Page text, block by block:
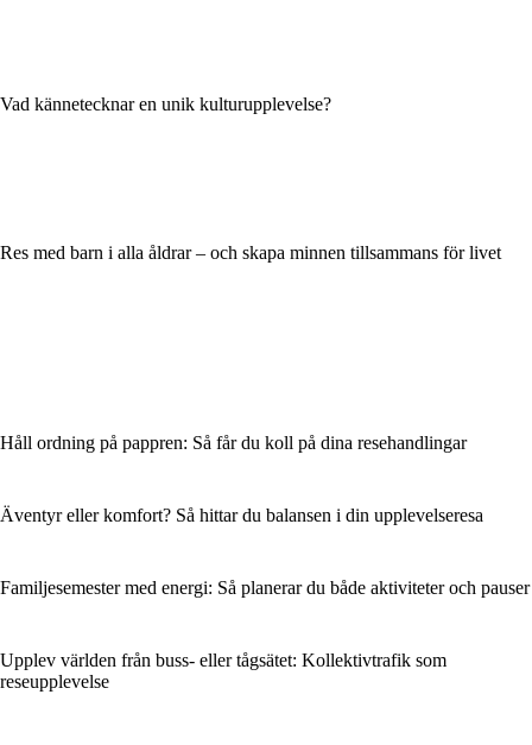
Vad kännetecknar en unik kulturupplevelse?
Res med barn i alla åldrar – och skapa minnen tillsammans för livet
Håll ordning på pappren: Så får du koll på dina resehandlingar
Äventyr eller komfort? Så hittar du balansen i din upplevelseresa
Familjesemester med energi: Så planerar du både aktiviteter och pauser
Upplev världen från buss- eller tågsätet: Kollektivtrafik som
reseupplevelse